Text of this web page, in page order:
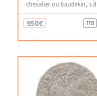
chevalier ou baudekin, s.d
950€ TTB